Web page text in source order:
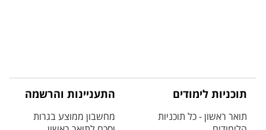
תוכניות לימודים
תואר ראשון - כל תוכניות
התעניינות והרשמה
מחשבון ממוצע בגרות